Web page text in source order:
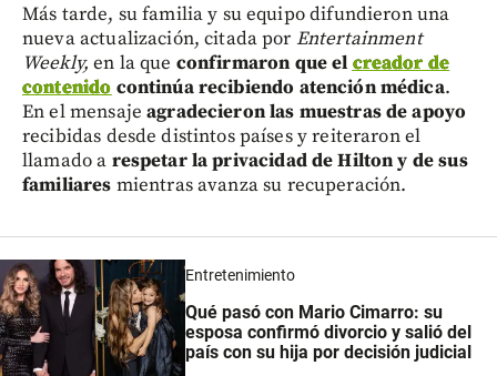
Más tarde, su familia y su equipo difundieron una
nueva actualización, citada por Entertainment
Weekly, en la que confirmaron que el creador de
contenido continúa recibiendo atención médica.
En el mensajeagradecieron las muestras de apoyo
recibidas desde distintos países y reiteraron el
llamado a respetar la privacidad de Hilton y de sus
familiares mientras avanza su recuperación.
Entretenimiento
Qué pasó con Mario Cimarro: su
esposa confirmó divorcio y salió del
país con su hija por decisión judicial